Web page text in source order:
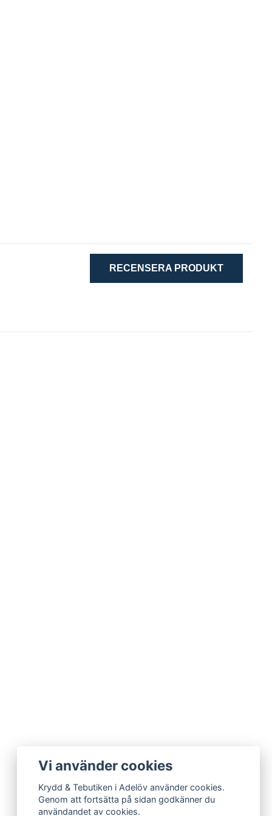
RECENSERA PRODUKT
Vi använder cookies
Krydd & Tebutiken i Adelöv använder cookies.
Genom att fortsätta på sidan godkänner du
användandet av cookies.